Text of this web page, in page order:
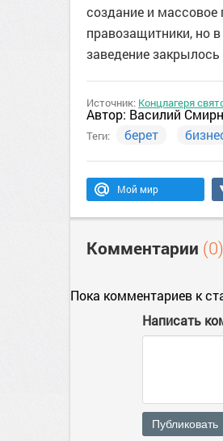
создание и
правозащитники, но
заведение
Источник: Концлагеря
Автор: Василий
Теги: берет
Мой мир
Комментарии (0)
Пока комментариев к
Написать
Публиковать